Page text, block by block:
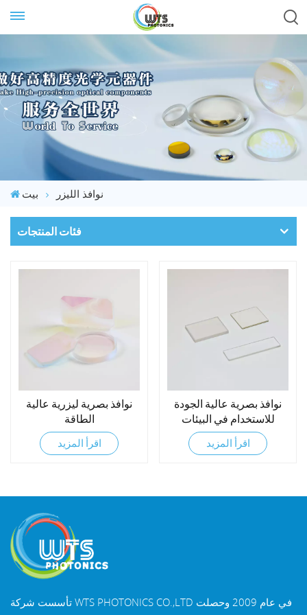
بيت نوافذ الليزر
فئات المنتجات
نوافذ بصرية ليزرية عالية
الطاقة
اقرأ المزيد
نوافذ بصرية عالية الجودة
للاستخدام في البيئات
القاسية
اقرأ المزيد
تأسست شركة WTS PHOTONICS CO.,LTD في عام 2009 وحصلت